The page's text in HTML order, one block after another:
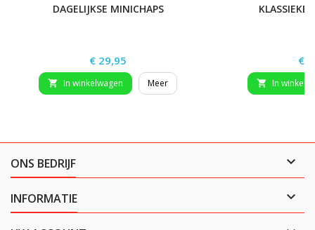
DAGELIJKSE MINICHAPS
Prijs
€ 29,95
 In winkelwagen Meer
KLASSIEKE
€
 In
ONS BEDRIJF 
INFORMATIE 